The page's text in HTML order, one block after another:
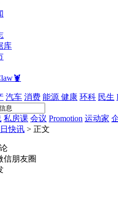
库
汽车 消费 能源 健康 环科 民生
私房课 会议 Promotion 运动家
快讯 > 正文
信朋友圈